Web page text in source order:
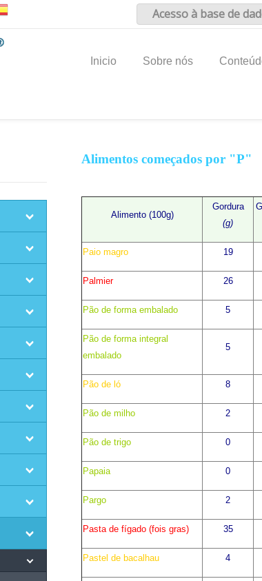
Acesso à base de
Inicio Sobre nós
Alimentos começados por "P"
Alimento (100g)
Gordura
(g)
Paio magro 19
Palmier 26
Pão de forma embalado 5
Pão de forma integral
embalado
5
Pão de ló 8
Pão de milho 2
Pão de trigo 0
Papaia 0
Pargo 2
Pasta de fígado (fois gras) 35
Pastel de bacalhau 4